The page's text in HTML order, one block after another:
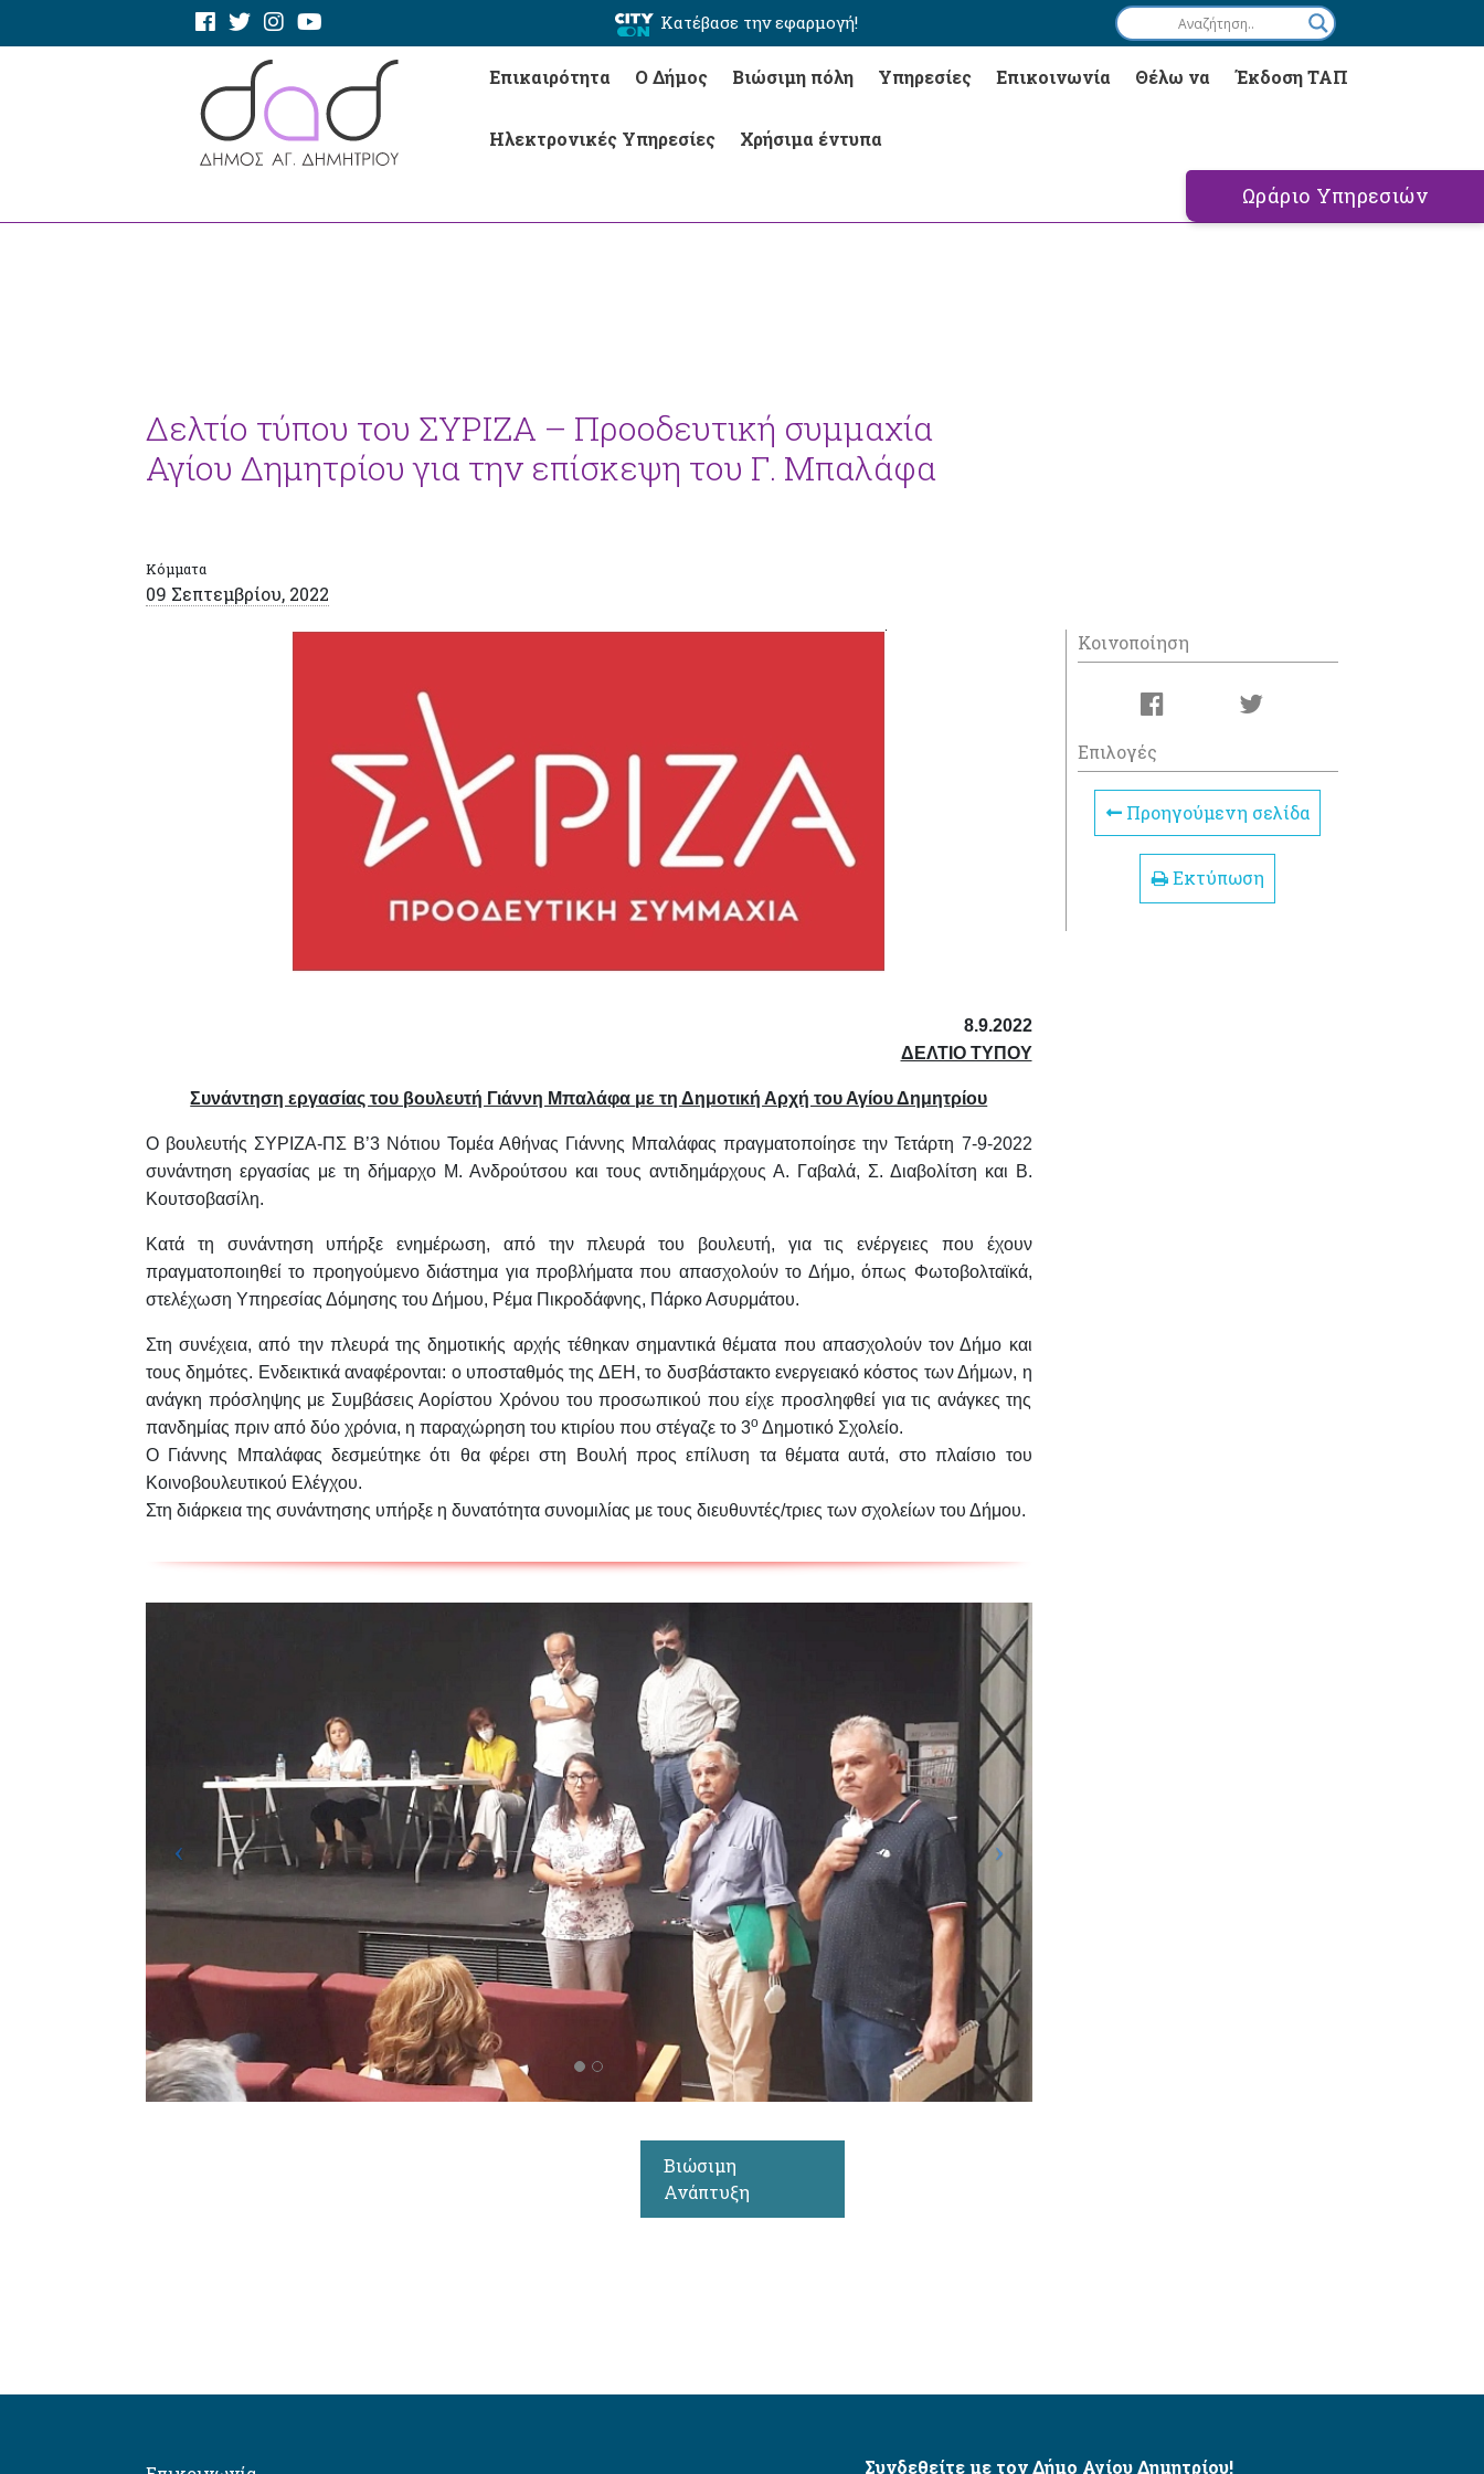
Κατέβασε την εφαρμογή!
Επικαιρότητα Ο Δήμος Βιώσιμη πόλη Υπηρεσίες Επικοινωνία Θέλω να Έκδοση ΤΑΠ
Ηλεκτρονικές Υπηρεσίες Χρήσιμα έντυπα
Ωράριο Υπηρεσιών
Δελτίο τύπου του ΣΥΡΙΖΑ – Προοδευτική συμμαχία
Αγίου Δημητρίου για την επίσκεψη του Γ. Μπαλάφα
Κόμματα
09 Σεπτεμβρίου, 2022
8.9.2022
ΔΕΛΤΙΟ ΤΥΠΟΥ
Συνάντηση εργασίας του βουλευτή Γιάννη Μπαλάφα με τη Δημοτική Αρχή του Αγίου Δημητρίου
Ο βουλευτής ΣΥΡΙΖΑ-ΠΣ Β’3 Νότιου Τομέα Αθήνας Γιάννης Μπαλάφας πραγματοποίησε την Τετάρτη 7-9-2022
συνάντηση εργασίας με τη δήμαρχο Μ. Ανδρούτσου και τους αντιδημάρχους Α. Γαβαλά, Σ. Διαβολίτση και Β.
Κουτσοβασίλη.
Κατά τη συνάντηση υπήρξε ενημέρωση, από την πλευρά του βουλευτή, για τις ενέργειες που έχουν
πραγματοποιηθεί το προηγούμενο διάστημα για προβλήματα που απασχολούν το Δήμο, όπως Φωτοβολταϊκά,
στελέχωση Υπηρεσίας Δόμησης του Δήμου, Ρέμα Πικροδάφνης, Πάρκο Ασυρμάτου.
Στη συνέχεια, από την πλευρά της δημοτικής αρχής τέθηκαν σημαντικά θέματα που απασχολούν τον Δήμο και
τους δημότες. Ενδεικτικά αναφέρονται: ο υποσταθμός της ΔΕΗ, το δυσβάστακτο ενεργειακό κόστος των Δήμων, η
ανάγκη πρόσληψης με Συμβάσεις Αορίστου Χρόνου του προσωπικού που είχε προσληφθεί για τις ανάγκες της
πανδημίας πριν από δύο χρόνια, η παραχώρηση του κτιρίου που στέγαζε το 3ο Δημοτικό Σχολείο.
Ο Γιάννης Μπαλάφας δεσμεύτηκε ότι θα φέρει στη Βουλή προς επίλυση τα θέματα αυτά, στο πλαίσιο του
Κοινοβουλευτικού Ελέγχου.
Στη διάρκεια της συνάντησης υπήρξε η δυνατότητα συνομιλίας με τους διευθυντές/τριες των σχολείων του Δήμου.
Κοινοποίηση
Επιλογές
Προηγούμενη σελίδα
Εκτύπωση
Βιώσιμη
Ανάπτυξη
Συνδεθείτε με τον Δήμο Αγίου Δημητρίου!